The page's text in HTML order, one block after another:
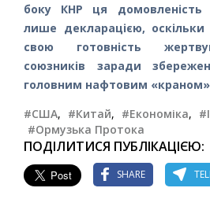
боку КНР ця
лише декларацією,
свою готовність
союзників заради
головним нафтовим
#США, #Китай, #Економіка,
#Ормузька Протока
ПОДІЛИТИСЯ ПУБЛІКАЦІЄЮ:
SHARE